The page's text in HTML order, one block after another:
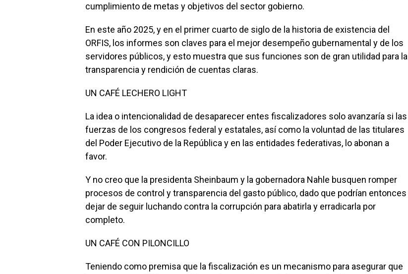
cumplimiento de metas y objetivos del sector gobierno.
En este año 2025, y en el primer cuarto de siglo de la historia de existencia del
ORFIS, los informes son claves para el mejor desempeño gubernamental y de los
servidores públicos, y esto muestra que sus funciones son de gran utilidad para la
transparencia y rendición de cuentas claras.
UN CAFÉ LECHERO LIGHT
La idea o intencionalidad de desaparecer entes fiscalizadores solo avanzaría si las
fuerzas de los congresos federal y estatales, así como la voluntad de las titulares
del Poder Ejecutivo de la República y en las entidades federativas, lo abonan a
favor.
Y no creo que la presidenta Sheinbaum y la gobernadora Nahle busquen romper
procesos de control y transparencia del gasto público, dado que podrían entonces
dejar de seguir luchando contra la corrupción para abatirla y erradicarla por
completo.
UN CAFÉ CON PILONCILLO
Teniendo como premisa que la fiscalización es un mecanismo para asegurar que